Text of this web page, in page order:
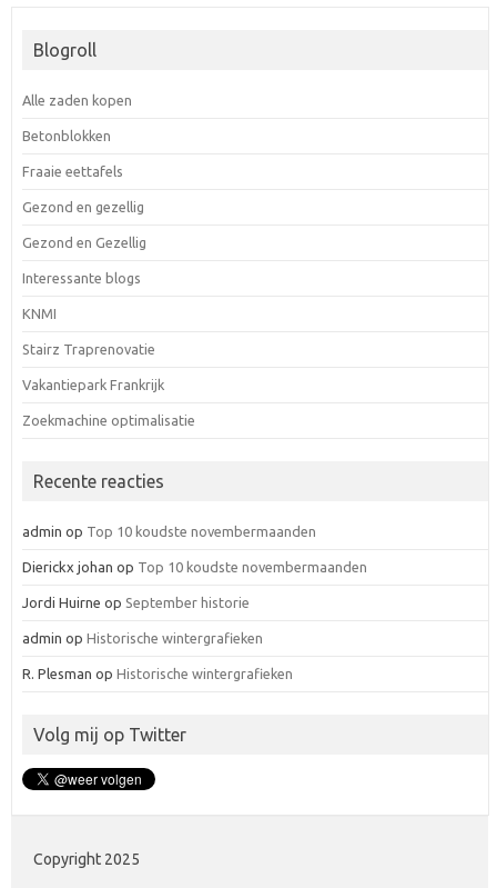
Blogroll
Alle zaden kopen
Betonblokken
Fraaie eettafels
Gezond en gezellig
Gezond en Gezellig
Interessante blogs
KNMI
Stairz Traprenovatie
Vakantiepark Frankrijk
Zoekmachine optimalisatie
Recente reacties
admin op Top 10 koudste novembermaanden
Dierickx johan op Top 10 koudste novembermaanden
Jordi Huirne op September historie
admin op Historische wintergrafieken
R. Plesman op Historische wintergrafieken
Volg mij op Twitter
Copyright 2025